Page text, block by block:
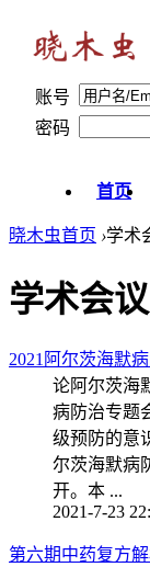
账号
密码
首页
晓木虫首页 ›学术
学术会议
2021阿尔茨海默
论阿尔茨海
病防治专题
级预防的意
尔茨海默病
开。本 ...
2021-7-23
第六期中药复方